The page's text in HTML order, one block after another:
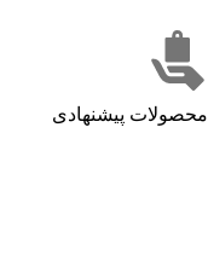
محصولات پیشنهادی